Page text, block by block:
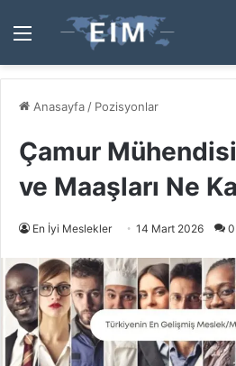
Menü
Anasayfa / Pozisyonlar
Çamur
ve Maaşları Ne
En İyi Meslekler 14 Mart 2026 0